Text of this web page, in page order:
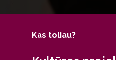
spręsti problemas
vertinami dėl
Kas toliau?